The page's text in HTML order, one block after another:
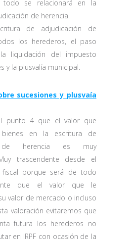
todo se relacionará en la
de herencia.
de adjudicación de
los herederos, el paso
liquidación del impuesto
y la plusvalía municipal.
sucesiones y plusvaía
punto 4 que el valor que
en la escritura de
de herencia es muy
trascendente desde el
porque será de todo
que el valor que le
valor de mercado o incluso
valoración evitaremos que
futura los herederos no
en IRPF con ocasión de la